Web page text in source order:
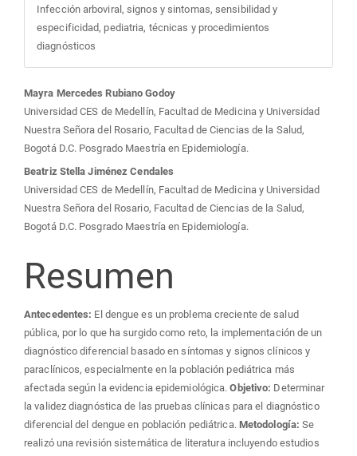
Infección arboviral, signos y sintomas, sensibilidad y
especificidad, pediatria, técnicas y procedimientos
diagnósticos
Contenido
principal
del
artículo
Mayra Mercedes Rubiano Godoy
Universidad CES de Medellín, Facultad de Medicina y Universidad
Nuestra Señora del Rosario, Facultad de Ciencias de la Salud,
Bogotá D.C. Posgrado Maestría en Epidemiología.
Beatriz Stella Jiménez Cendales
Universidad CES de Medellín, Facultad de Medicina y Universidad
Nuestra Señora del Rosario, Facultad de Ciencias de la Salud,
Bogotá D.C. Posgrado Maestría en Epidemiología.
Resumen
Antecedentes: El dengue es un problema creciente de salud
pública, por lo que ha surgido como reto, la implementación de un
diagnóstico diferencial basado en síntomas y signos clínicos y
paraclínicos, especialmente en la población pediátrica más
afectada según la evidencia epidemiológica.Objetivo: Determinar
la validez diagnóstica de las pruebas clínicas para el diagnóstico
diferencial del dengue en población pediátrica. Metodología: Se
realizó una revisión sistemática de literatura incluyendo estudios